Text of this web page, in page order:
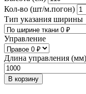
Кол-во (шт/м.погон)
Тип указания ширины
Управление
Длина управления (мм)
В корзину